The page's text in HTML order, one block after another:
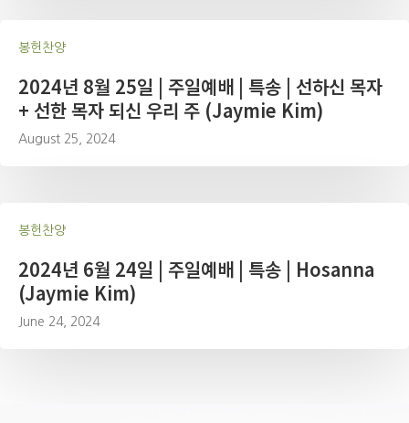
봉헌찬양
2024년 8월 25일 | 주일예배 | 특송 | 선하신 목자
+ 선한 목자 되신 우리 주 (Jaymie Kim)
August 25, 2024
봉헌찬양
2024년 6월 24일 | 주일예배 | 특송 | Hosanna
(Jaymie Kim)
June 24, 2024